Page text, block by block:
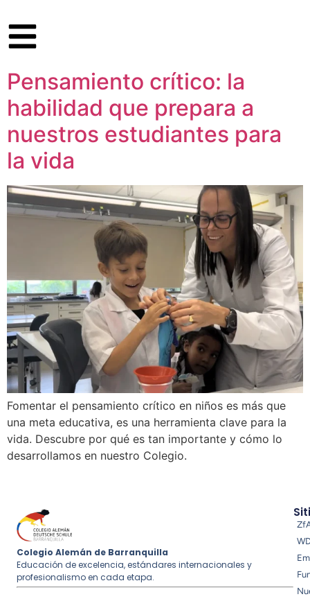
Pensamiento crítico: la
habilidad que prepara a
nuestros estudiantes para
la vida
Fomentar el pensamiento crítico en niños es más que
una meta educativa, es una herramienta clave para la
vida. Descubre por qué es tan importante y cómo lo
desarrollamos en nuestro Colegio.
Colegio Alemán de Barranquilla
Educación de excelencia, estándares internacionales y
profesionalismo en cada etapa.